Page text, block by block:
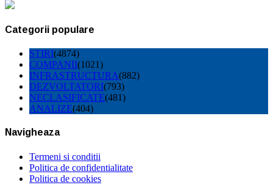
Categorii populare
STIRI(4874)
COMPANII(1021)
INFRASTRUCTURA(882)
DEZVOLTATORI(793)
NECLASIFICATE(481)
ANALIZE(404)
Navigheaza
Termeni si conditii
Politica de confidentialitate
Politica de cookies